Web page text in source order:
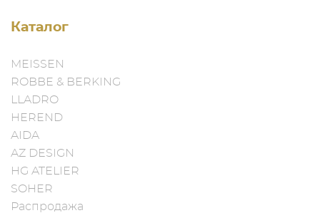
Каталог
MEISSEN
ROBBE & BERKING
LLADRO
HEREND
AIDA
AZ DESIGN
HG ATELIER
SOHER
Распродажа